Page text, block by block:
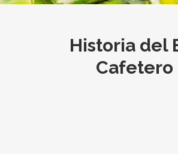
Historia del
Cafetero